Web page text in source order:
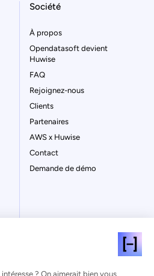
Société
À propos
Opendatasoft devient
Huwise
FAQ
Rejoignez-nous
Clients
Partenaires
AWS x Huwise
Contact
Demande de démo
? On aimerait bien vous